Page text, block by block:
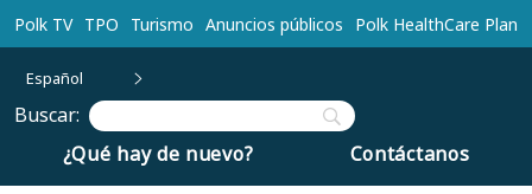
Ir al contenido principal
Polk TV TPO Turismo Anuncios públicos Polk HealthCare Plan
Español
Buscar:
¿Qué hay de nuevo?
Contáctanos